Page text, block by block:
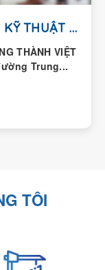
THÔNG BÁO TUYỂN CÁN BỘ KỸ THUẬT HIỆN...
THÀNH VIỆT
Trung...